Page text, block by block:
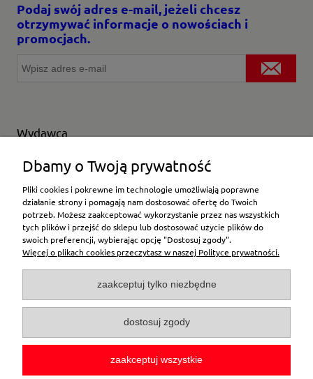
Podaj swój adres e-mail, jeżeli chcesz
otrzymywać informacje o nowościach i
promocjach.
Wydawca
Wybierz producenta
Moje konto
Płatności i dostawa
Pomoc
O firmie
Dbamy o Twoją prywatność
Pliki cookies i pokrewne im technologie umożliwiają poprawne
działanie strony i pomagają nam dostosować ofertę do Twoich
potrzeb. Możesz zaakceptować wykorzystanie przez nas wszystkich
tych plików i przejść do sklepu lub dostosować użycie plików do
swoich preferencji, wybierając opcję "Dostosuj zgody".
Więcej o plikach cookies przeczytasz w naszej Polityce prywatności.
zaakceptuj tylko niezbędne
dostosuj zgody
zaakceptuj wszystkie